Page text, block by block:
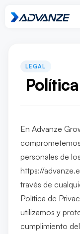
En Advanze
personales de
https://
través de
Política de
utilizamos y
cumplimiento